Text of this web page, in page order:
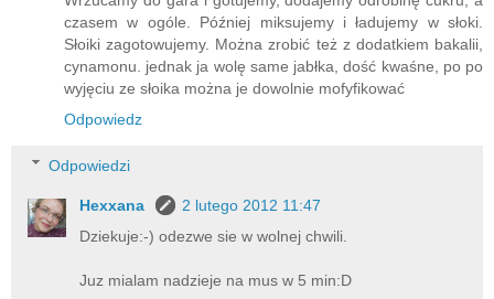
czasem w ogóle. Później miksujemy i ładujemy w słoki.
Słoiki zagotowujemy. Można zrobić też z dodatkiem bakalii,
cynamonu. jednak ja wolę same jabłka, dość kwaśne, po po
wyjęciu ze słoika można je dowolnie mofyfikować
Odpowiedz
Odpowiedzi
Hexxana
2 lutego 2012 11:47
Dziekuje:-) odezwe sie w wolnej chwili.
Juz mialam nadzieje na mus w 5 min:D